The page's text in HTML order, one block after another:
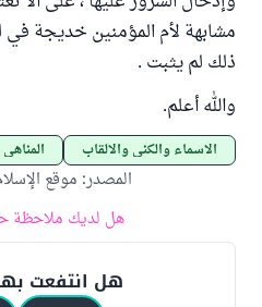
مشابهة لأم المؤمنين خديجة في
ذلك لم يثبت .
والله أعلم.
الأسماء والكنى والألقاب
المصدر: موقع
هل لديك ملاحظة
هل انتفعت